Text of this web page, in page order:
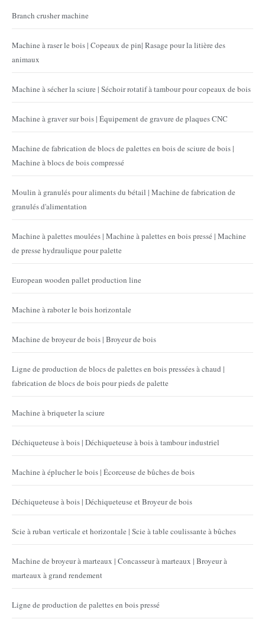
Branch crusher machine
Machine à raser le bois | Copeaux de pin| Rasage pour la litière des
animaux
Machine à sécher la sciure | Séchoir rotatif à tambour pour copeaux de bois
Machine à graver sur bois | Équipement de gravure de plaques CNC
Machine de fabrication de blocs de palettes en bois de sciure de bois |
Machine à blocs de bois compressé
Moulin à granulés pour aliments du bétail | Machine de fabrication de
granulés d'alimentation
Machine à palettes moulées | Machine à palettes en bois pressé | Machine
de presse hydraulique pour palette
European wooden pallet production line
Machine à raboter le bois horizontale
Machine de broyeur de bois | Broyeur de bois
Ligne de production de blocs de palettes en bois pressées à chaud |
fabrication de blocs de bois pour pieds de palette
Machine à briqueter la sciure
Déchiqueteuse à bois | Déchiqueteuse à bois à tambour industriel
Machine à éplucher le bois | Écorceuse de bûches de bois
Déchiqueteuse à bois | Déchiqueteuse et Broyeur de bois
Scie à ruban verticale et horizontale | Scie à table coulissante à bûches
Machine de broyeur à marteaux | Concasseur à marteaux | Broyeur à
marteaux à grand rendement
Ligne de production de palettes en bois pressé